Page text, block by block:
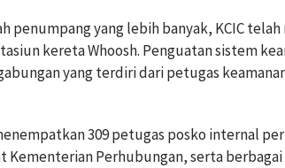
penumpang yang lebih banyak, KCIC
kereta Whoosh. Penguatan sistem
yang terdiri dari petugas
309 petugas posko internal
Kementerian Perhubungan, serta